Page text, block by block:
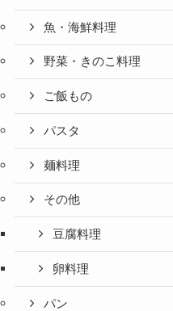
魚・海鮮料理
野菜・きのこ料理
ご飯もの
パスタ
麺料理
その他
豆腐料理
卵料理
パン